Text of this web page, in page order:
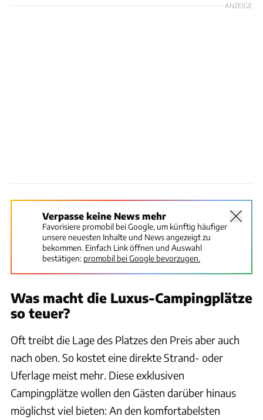
ANZEIGE
Verpasse keine News mehr
Favorisiere promobil bei Google, um künftig häufiger
unsere neuesten Inhalte und News angezeigt zu
bekommen. Einfach Link öffnen und Auswahl
bestätigen: promobil bei Google bevorzugen.
Was macht die Luxus-Campingplätze
so teuer?
Oft treibt die Lage des Platzes den Preis aber auch
nach oben. So kostet eine direkte Strand- oder
Uferlage meist mehr. Diese exklusiven
Campingplätze wollen den Gästen darüber hinaus
möglichst viel bieten: An den komfortabelsten